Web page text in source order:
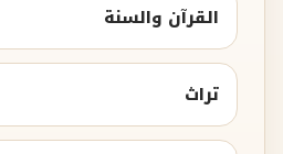
القرآن والسنة
تراث